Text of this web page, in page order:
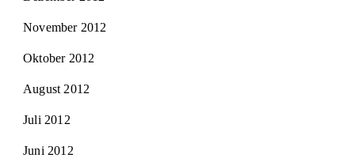
November 2012
Oktober 2012
August 2012
Juli 2012
Juni 2012